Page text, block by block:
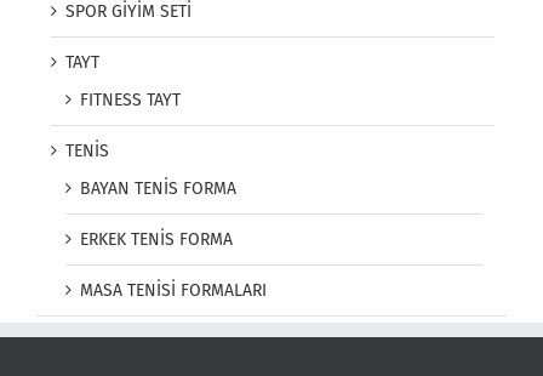
SPOR GİYİM SETİ
TAYT
FITNESS TAYT
TENİS
BAYAN TENİS FORMA
ERKEK TENİS FORMA
MASA TENİSİ FORMALARI